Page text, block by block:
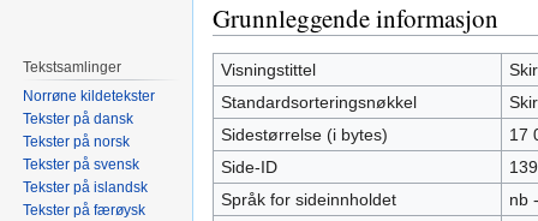
Hopp
til
navigering
Hopp
til
søk
Grunnleggende informasjon
Visningstittel
Standardsorteringsnøkkel
Sidestørrelse (i bytes)
17
Side-ID
Språk for sideinnholdet
nb
Tekstsamlinger
Norrøne kildetekster
Tekster på dansk
Tekster på norsk
Tekster på svensk
Tekster på islandsk
Tekster på færøysk